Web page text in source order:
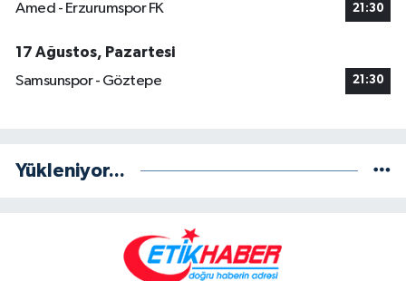
Amed - Erzurumspor FK 21:30
17 Ağustos, Pazartesi
Samsunspor - Göztepe
21:30
Yükleniyor...